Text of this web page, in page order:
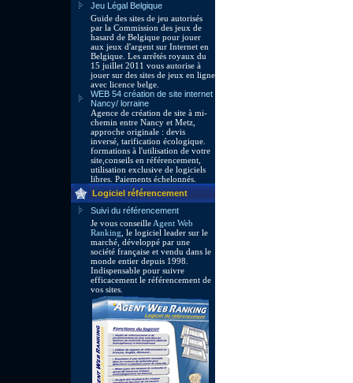
Jeu Légal Belgique
Guide des sites de jeu autorisés
par la Commission des jeux de
hasard de Belgique pour jouer
aux jeux d'argent sur Internet en
Belgique. Les arrêtés royaux du
15 juillet 2011 vous autorise à
jouer sur des sites de jeux en ligne
avec licence belge.
WEB 54 création de site internet
Nancy/ lorraine
Agence de création de site à mi-
chemin entre Nancy et Metz,
approche originale : devis
inversé, tarification écologique.
formations à l'utilisation de votre
site,conseils en référencement,
utilisation exclusive de logiciels
libres. Paiements échelonnés.
Logiciel référencement
Suivi du référencement
Je vous conseille Agent Web
Ranking , le logiciel leader sur le
marché, développé par une
société française et vendu dans le
monde entier depuis 1998.
Indispensable pour suivre
efficacement le référencement de
vos sites.